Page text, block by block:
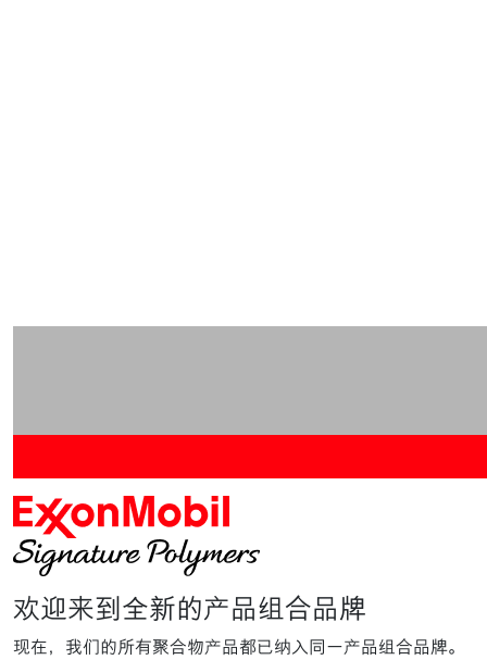
欢迎来到全新的产品组合品牌
现在，我们的所有聚合物产品都已纳入同一产品组合品牌。